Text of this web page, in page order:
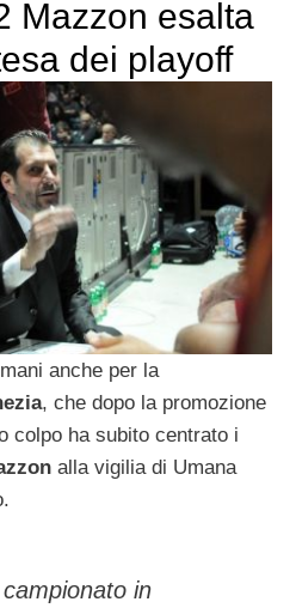
Mazzon esalta
dei playoff
anche per la
, che dopo la promozione
colpo ha subito centrato i
alla vigilia di Umana
in